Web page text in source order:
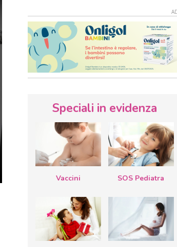
Speciali in evidenza
Vaccini SOS Pediatra